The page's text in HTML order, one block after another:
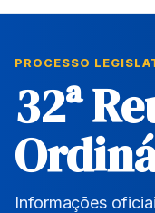
PROCESSO
32ª
Informações